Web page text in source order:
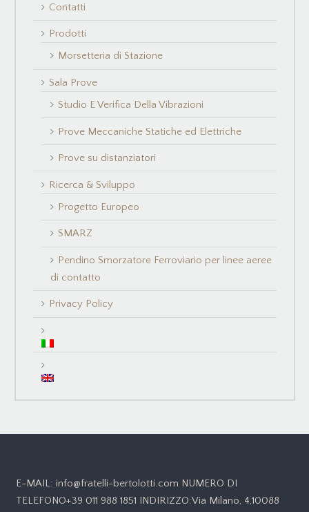
Contatti
Prodotti
Morsetteria di Stazione
Sala Prove
Studio E Verifica Della Vibrazioni
Prove Meccaniche Statiche ed Elettriche
Prove su distanziatori
Ricerca & Sviluppo
Progetto Europeo
SMARZ
Pendino Smorzatore Ferroviario per linee aeree
di contatto
Privacy Policy
E-MAIL: info@fratelli-bertolotti.com NUMERO DI
TELEFONO+39 011 988 1851 INDIRIZZO:Via Milano, 4,10088